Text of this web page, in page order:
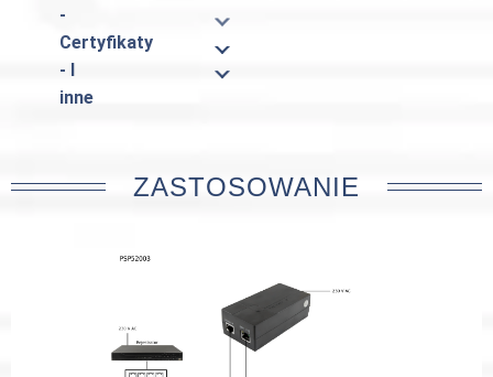
-
Certyfikaty
- I
inne
ZASTOSOWANIE